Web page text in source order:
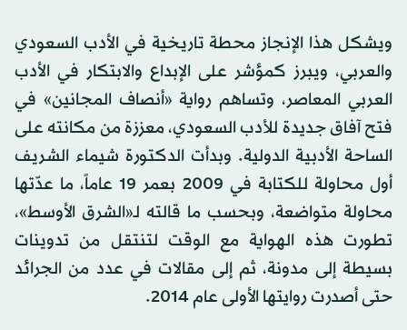
ويشكل هذا الإنجاز محطة تاريخية في الأدب السعودي
والعربي، ويبرز كمؤشر على الإبداع والابتكار في الأدب
العربي المعاصر، وتساهم رواية «أنصاف المجانين» في
فتح آفاق جديدة للأدب السعودي، معززة من مكانته على
الساحة الأدبية الدولية. وبدأت الدكتورة شيماء الشريف
أول محاولة للكتابة في 2009 بعمر 19 عاماً، ما عدّتها
محاولة متواضعة، وبحسب ما قالته لـ«الشرق الأوسط»،
تطورت هذه الهواية مع الوقت لتنتقل من تدوينات
بسيطة إلى مدونة، ثم إلى مقالات في عدد من الجرائد
حتى أصدرت روايتها الأولى عام 2014.